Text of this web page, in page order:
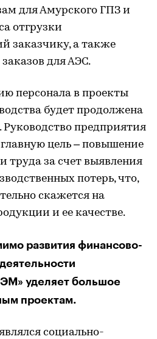
для Амурского ГПЗ и
отгрузки
заказчику, а также
для АЭС.
персонала в проекты
будет продолжена
предприятия
цель – повышение
труда за счет выявления
потерь, что,
скажется на
и ее качестве.
развития финансово-
уделяет большое
проектам.
социально-